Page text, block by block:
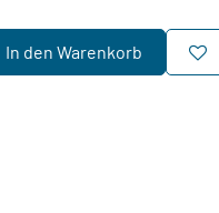
In den Warenkorb